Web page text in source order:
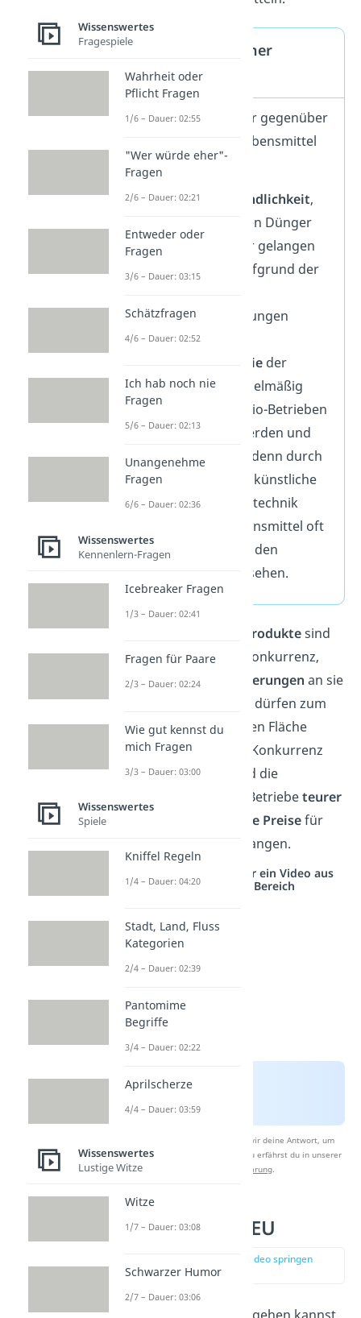
Vorteile biologischer
Lebensmittel
Vorteilebiologischer gegenüber
„herkömmlicher“ Lebensmittel
sind unter anderem:
dieUmweltfreundlichkeit,
weil keine giftigen Dünger
ins Grundwasser gelangen
das
Tierwohl
, aufgrund der
Haltungsbedingungen
eine gewisse
Qualitätsgarantie der
Produkte, da regelmäßig
Kontrollen von Bio-Betrieben
durchgeführt werden und
dieGesundheit
, denn durch
den Verzicht auf künstliche
Dünger und Gentechnik
werden Bio-Lebensmittel oft
als gesünder für den
Menschen angesehen.
Bio-Produktesind
meistteurerals ihre Konkurrenz,
weil es so viele
Anforderungen an sie
gibt. Bio-Landbetriebe dürfen zum
Beispiel auf der gleichen Fläche
weniger Tiere als ihre Konkurrenz
halten. Deswegen wird die
für diese Betriebeteurer
höhere Preisefür
verlangen.
Studyflix vernetzt: Hier ein Video aus
einem anderen Bereich
Nach Beantwortung speichern wir deine Antwort, um
Studyflix zu verbessern. Mehr dazu erfährst du in unserer
Datenschutzerklärung.
Bio-Siegel der EU
zur Stelle im Video springen
(03:12)
Wissenswertes
Fragespiele
Wahrheit oder
Pflicht Fragen
1/6 – Dauer: 02:55
"Wer würde eher"-
Fragen
2/6 – Dauer: 02:21
Entweder oder
Fragen
3/6 – Dauer: 03:15
Schätzfragen
4/6 – Dauer: 02:52
Ich hab noch nie
Fragen
5/6 – Dauer: 02:13
Unangenehme
Fragen
6/6 – Dauer: 02:36
Wissenswertes
Kennenlern-Fragen
Icebreaker Fragen
1/3 – Dauer: 02:41
Fragen für Paare
2/3 – Dauer: 02:24
Wie gut kennst du
mich Fragen
3/3 – Dauer: 03:00
Wissenswertes
Spiele
Kniffel Regeln
1/4 – Dauer: 04:20
Stadt, Land, Fluss
Kategorien
2/4 – Dauer: 02:39
Pantomime
Begriffe
3/4 – Dauer: 02:22
Aprilscherze
4/4 – Dauer: 03:59
Wissenswertes
Lustige Witze
Witze
1/7 – Dauer: 03:08
Schwarzer Humor
2/7 – Dauer: 03:06